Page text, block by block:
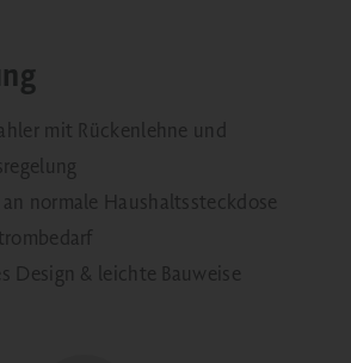
mit Rückenlehne und
normale Haushaltssteckdose
Design & leichte Bauweise